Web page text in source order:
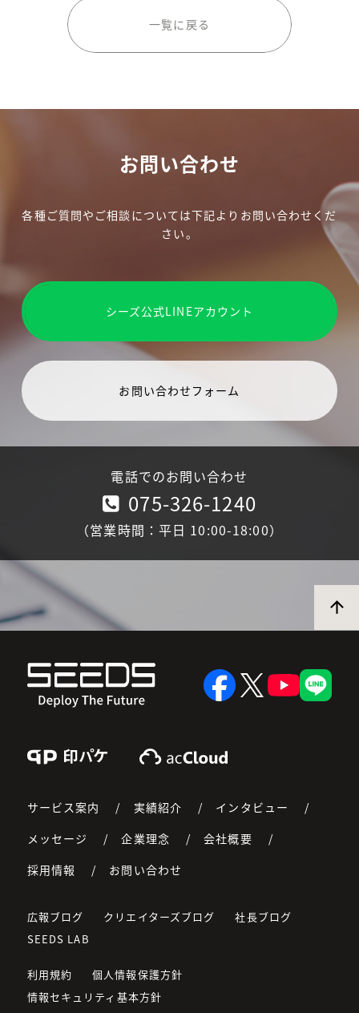
一覧に戻る
お問い合わせ
各種ご質問やご相談については下記よりお問い合わせくだ
さい。
シーズ公式LINEアカウント
お問い合わせフォーム
電話でのお問い合わせ
075-326-1240
（営業時間：平日 10:00-18:00）

Print Pkg acCloud
サービス案内 実績紹介
インタビュー
メッセージ
企業理念
会社概要
採用情報
お問い合わせ
広報ブログ クリエイターズブログ
社長ブログ
SEEDS LAB
利用規約
個人情報保護方針
情報セキュリティ基本方針